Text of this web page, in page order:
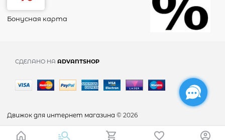
Бонусная карта
СДЕЛАНО НА ADVANTSHOP
Движок для интернет магазина © 2026